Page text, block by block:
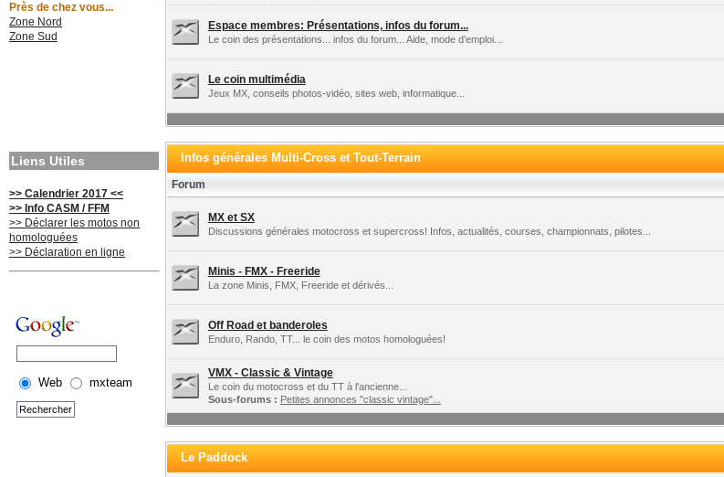
Près de chez vous...
Zone Nord
Zone Sud
Liens Utiles
>> Calendrier 2017 <<
>> Info CASM / FFM
>> Déclarer les motos non
homologuées
>> Déclaration en ligne
Web mxteam
Espace membres: Présentations, infos du forum...
Le coin des présentations... infos du forum... Aide, mode d'emploi...
Le coin multimédia
Jeux MX, conseils photos-vidéo, sites web, informatique...
Infos générales Multi-Cross et Tout-Terrain
Forum
MX et SX
Discussions générales motocross et supercross! Infos, actualités, courses, championnats, pilotes...
Minis - FMX - Freeride
La zone Minis, FMX, Freeride et dérivés...
Off Road et banderoles
Enduro, Rando, TT... le coin des motos homologuées!
VMX - Classic & Vintage
Le coin du motocross et du TT à l'ancienne...
Sous-forums : Petites annonces "classic vintage"...
Le Paddock